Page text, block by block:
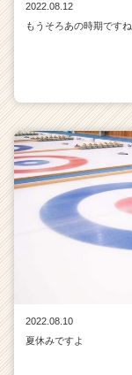
2022.08.12
もうそろあの時期ですね
2022.08.10
夏休みですよ